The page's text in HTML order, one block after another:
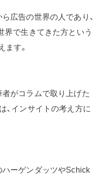
広告の世界の人であり、
界で生きてきた方という
す。
者がコラムで取り上げた
、インサイトの考え方に
ハーゲンダッツやSchick